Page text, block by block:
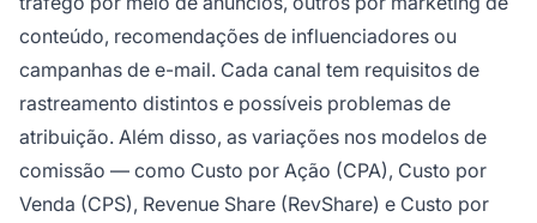
conteúdo, recomendações de influenciadores ou
campanhas de e-mail. Cada canal tem requisitos de
rastreamento distintos e possíveis problemas de
atribuição. Além disso, as variações nos modelos de
comissão — como Custo por Ação (CPA), Custo por
Venda (CPS), Revenue Share (RevShare) e Custo por